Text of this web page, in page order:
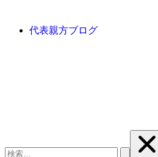
代表親方ブログ
索: